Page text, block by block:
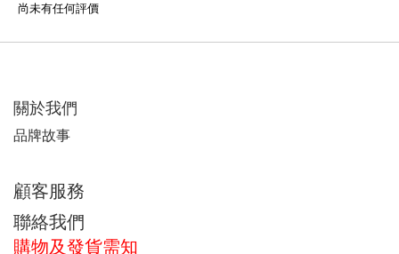
尚未有任何評價
關於我們
品牌故事
顧客服務
聯絡我們
購物及發貨需知